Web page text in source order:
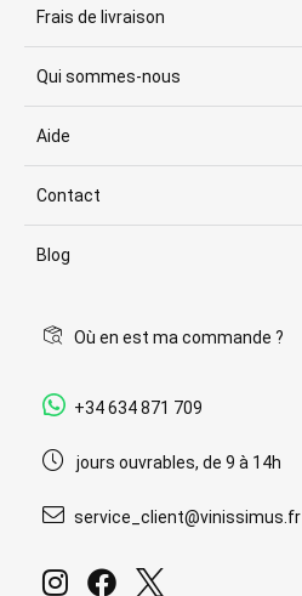
Frais de livraison
Qui sommes-nous
Aide
Contact
Blog
Où en est ma commande ?
+34 634 871 709
jours ouvrables, de 9 à 14h
service_client@vinissimus.fr